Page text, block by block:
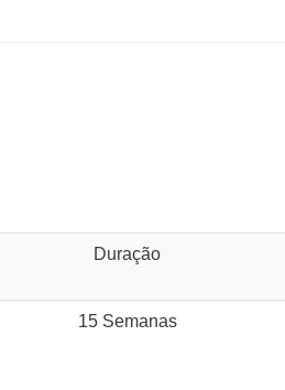
Duração
15 Semanas